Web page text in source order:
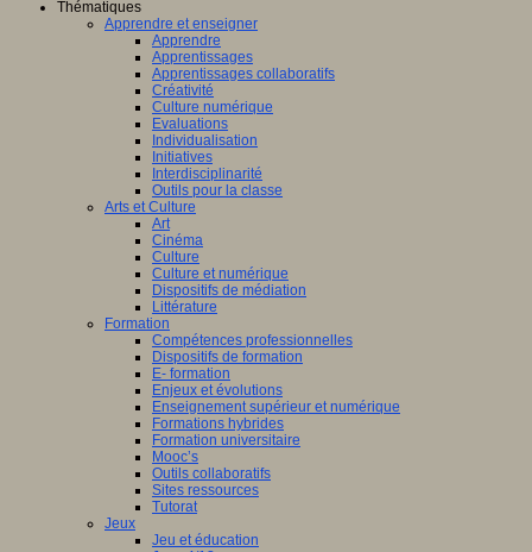
Thématiques
Apprendre et enseigner
Apprendre
Apprentissages
Apprentissages collaboratifs
Créativité
Culture numérique
Evaluations
Individualisation
Initiatives
Interdisciplinarité
Outils pour la classe
Arts et Culture
Art
Cinéma
Culture
Culture et numérique
Dispositifs de médiation
Littérature
Formation
Compétences professionnelles
Dispositifs de formation
E- formation
Enjeux et évolutions
Enseignement supérieur et numérique
Formations hybrides
Formation universitaire
Mooc’s
Outils collaboratifs
Sites ressources
Tutorat
Jeux
Jeu et éducation